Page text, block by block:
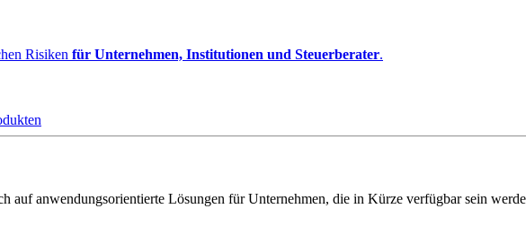
Risiken für Unternehmen, Institutionen und Steuerberater.
auf anwendungsorientierte Lösungen für Unternehmen, die in Kürze verfügbar sein